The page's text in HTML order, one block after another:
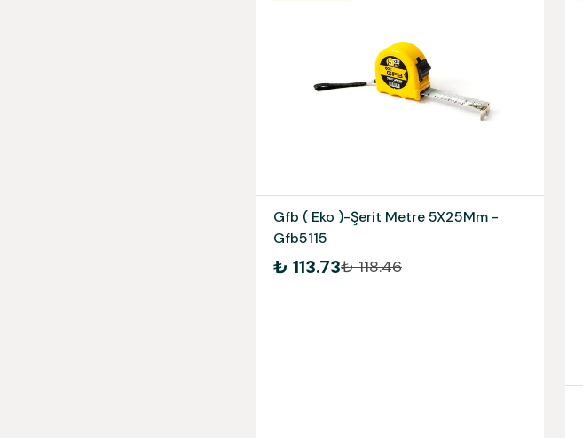
Gfb ( Eko )-Şerit Metre 5X25Mm -
Gfb5115
₺ 113.73₺ 118.46